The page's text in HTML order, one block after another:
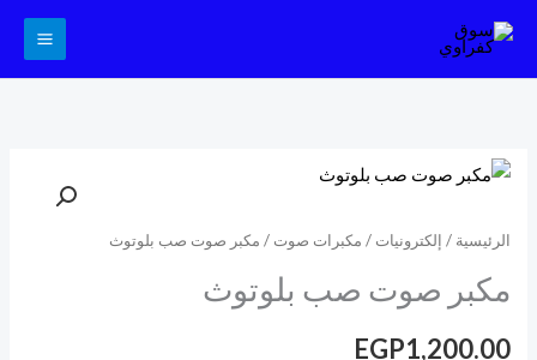
إلى
المحتوى
الرئيسية / إلكترونيات / مكبرات صوت / مكبر صوت صب بلوتوث
مكبر صوت صب بلوتوث
EGP1,200.00
كمية
صوت
بلوتوث